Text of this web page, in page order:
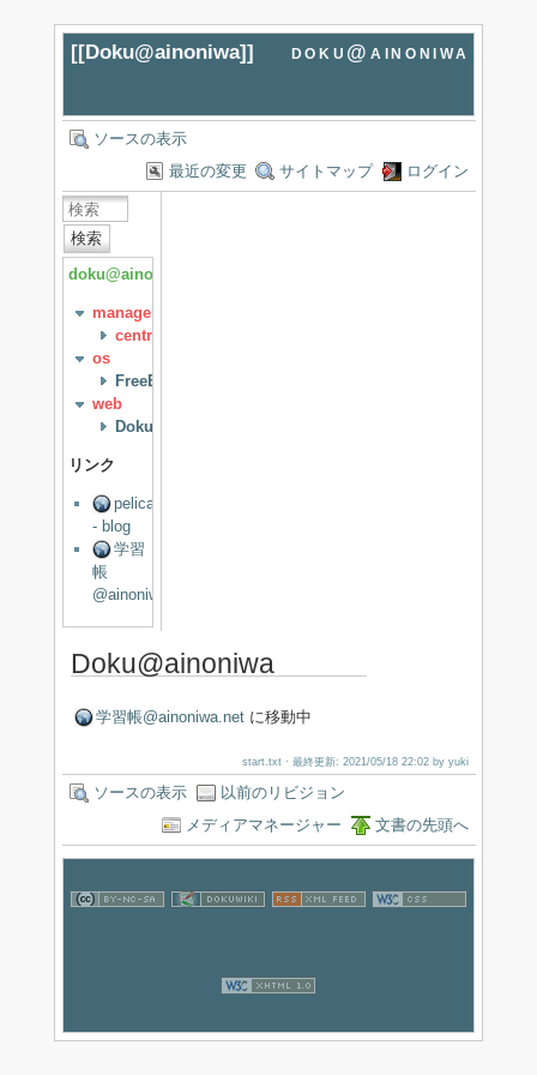
[[Doku@ainoniwa]] doku@ainoniwa
ソースの表示
最近の変更
サイトマップ ログイン
検索
doku@ainoniwa
management
centreon
os
FreeBSD
web
DokuWiki
リンク
pelican
- blog
学習
帳
@ainoniwa.net
Doku@ainoniwa
学習帳@ainoniwa.net に移動中
start.txt · 最終更新: 2021/05/18 22:02 byyuki
ソースの表示
以前のリビジョン
メディアマネージャー
文書の先頭へ